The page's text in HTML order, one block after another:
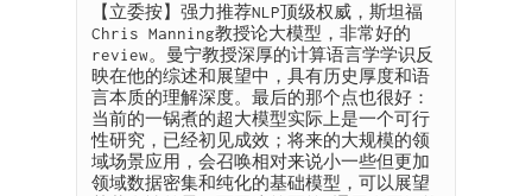
【立委按】强力推荐NLP顶级权威，斯坦福
Chris Manning教授论大模型，非常好的
review。曼宁教授深厚的计算语言学学识反
映在他的综述和展望中，具有历史厚度和语
言本质的理解深度。最后的那个点也很好：
当前的一锅煮的超大模型实际上是一个可行
性研究，已经初见成效；将来的大规模的领
域场景应用，会召唤相对来说小一些但更加
领域数据密集和纯化的基础模型，可以展望